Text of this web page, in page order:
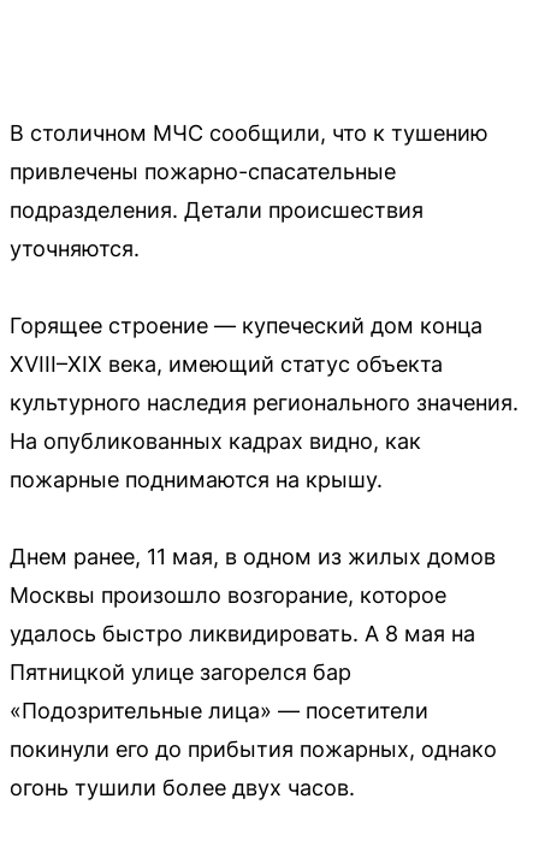
В столичном МЧС сообщили, что к тушению
привлечены пожарно-спасательные
подразделения. Детали происшествия
уточняются.
Горящее строение — купеческий дом конца
XVIII–XIX века, имеющий статус объекта
культурного наследия регионального значения.
На опубликованных кадрах видно, как
пожарные поднимаются на крышу.
Днем ранее, 11 мая, в одном из жилых домов
Москвы произошло возгорание, которое
удалось быстро ликвидировать. А 8 мая на
Пятницкой улице загорелся бар
«Подозрительные лица» — посетители
покинули его до прибытия пожарных, однако
огонь тушили более двух часов.